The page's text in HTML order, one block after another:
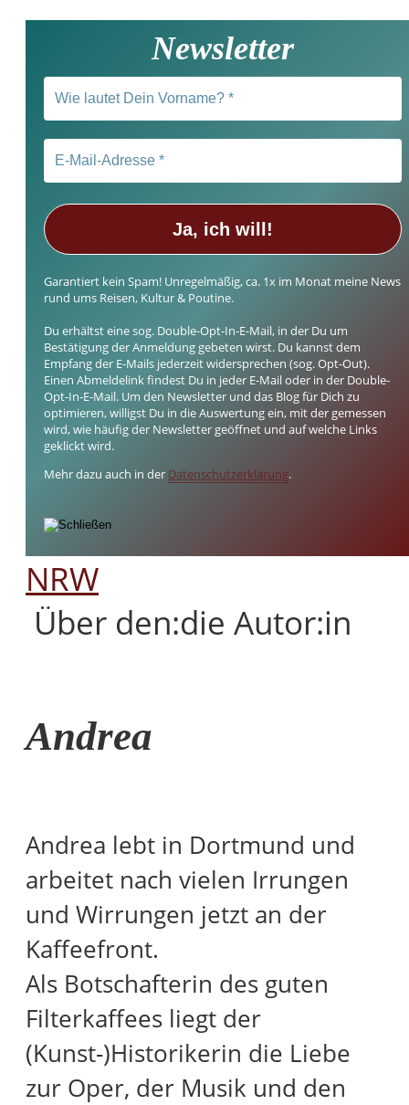
Newsletter
Garantiert kein Spam! Unregelmäßig, ca. 1x im Monat meine News
rund ums Reisen, Kultur & Poutine.
Du erhältst eine sog. Double-Opt-In-E-Mail, in der Du um
Bestätigung der Anmeldung gebeten wirst. Du kannst dem
Empfang der E-Mails jederzeit widersprechen (sog. Opt-Out).
Einen Abmeldelink findest Du in jeder E-Mail oder in der Double-
Opt-In-E-Mail. Um den Newsletter und das Blog für Dich zu
optimieren, willigst Du in die Auswertung ein, mit der gemessen
wird, wie häufig der Newsletter geöffnet und auf welche Links
geklickt wird.
Mehr dazu auch in der Datenschutzerklärung.
NRW
Über den:die Autor:in
Andrea
Andrea lebt in Dortmund und
arbeitet nach vielen Irrungen
und Wirrungen jetzt an der
Kaffeefront.
Als Botschafterin des guten
Filterkaffees liegt der
(Kunst-)Historikerin die Liebe
zur Oper, der Musik und den